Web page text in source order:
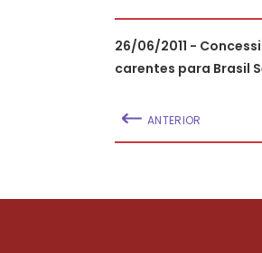
26/06/2011 -
carentes para Brasil
ANTERIOR